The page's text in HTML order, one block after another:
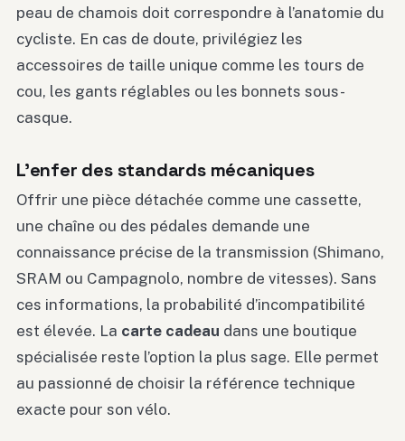
peau de chamois doit correspondre à l’anatomie du
cycliste. En cas de doute, privilégiez les
accessoires de taille unique comme les tours de
cou, les gants réglables ou les bonnets sous-
casque.
L’enfer des standards mécaniques
Offrir une pièce détachée comme une cassette,
une chaîne ou des pédales demande une
connaissance précise de la transmission (Shimano,
SRAM ou Campagnolo, nombre de vitesses). Sans
ces informations, la probabilité d’incompatibilité
est élevée. La carte cadeau dans une boutique
spécialisée reste l’option la plus sage. Elle permet
au passionné de choisir la référence technique
exacte pour son vélo.